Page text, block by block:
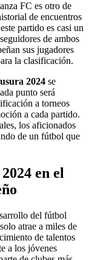
FC es otro de
de encuentros
partido es casi un
de ambos
sus jugadores
la clasificación.
2024 se
punto será
a torneos
a cada partido.
los aficionados
de un fútbol que
en el
del fútbol
atrae a miles de
de talentos
a los jóvenes